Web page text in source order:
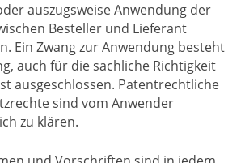
auszugsweise Anwendung der
Besteller und Lieferant
Ein Zwang zur Anwendung besteht
auch für die sachliche Richtigkeit
ausgeschlossen. Patentrechtliche
sind vom Anwender
zu klären.